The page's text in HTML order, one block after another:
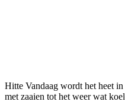
Hitte Vandaag wordt het heet
met zaaien tot het weer wat